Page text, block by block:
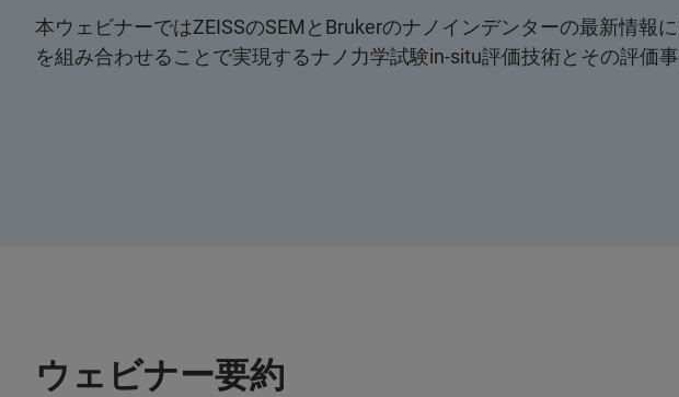
本ウェビナーではZEISSのSEMとBrukerのナノインデンターの最新情報
を組み合わせることで実現するナノ力学試験in-situ評価技術とその評価事
ウェビナー要約